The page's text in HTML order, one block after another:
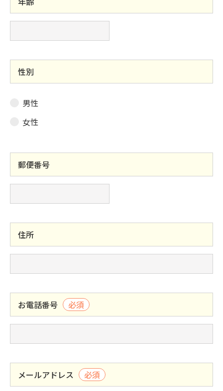
性別
男性
女性
郵便番号
住所
お電話番号 必須
メールアドレス 必須